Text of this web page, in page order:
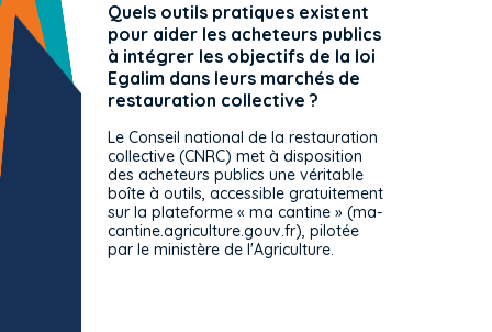
Quels outils pratiques existent
pour aider les acheteurs publics
à intégrer les objectifs de la loi
Egalim dans leurs marchés de
restauration collective ?
Le Conseil national de la restauration
collective (CNRC) met à disposition
des acheteurs publics une véritable
boîte à outils, accessible gratuitement
sur la plateforme « ma cantine » (ma-
cantine.agriculture.gouv.fr), pilotée
par le ministère de l'Agriculture.